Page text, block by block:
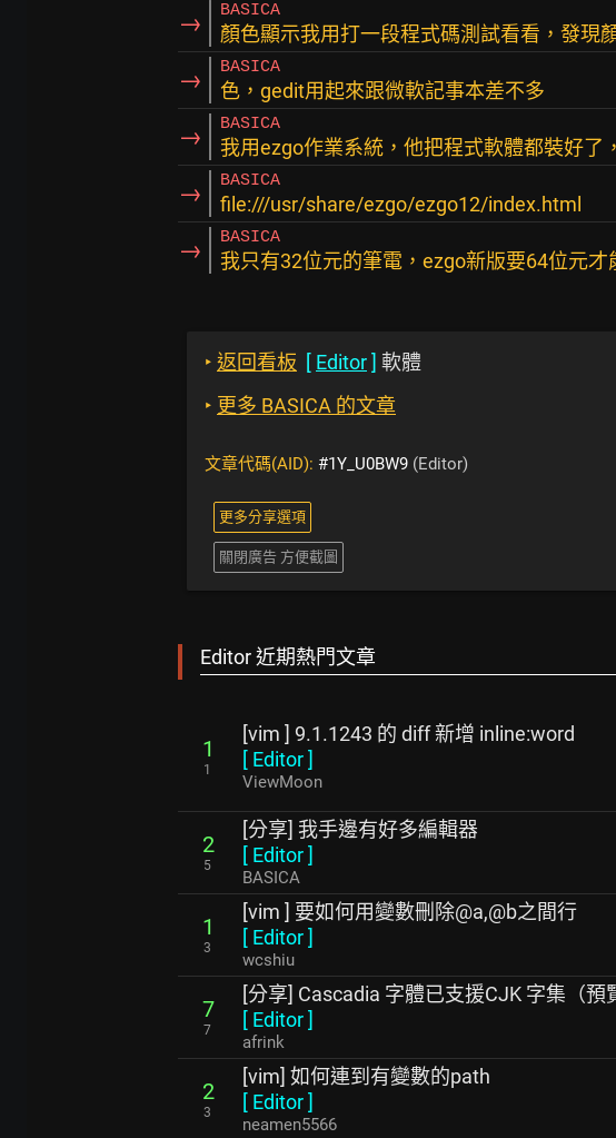
→ BASICA
顏色顯示我用打一段程式碼測試看看，發現
→ BASICA
色，gedit用起來跟微軟記事本差不多
→ BASICA
我用ezgo作業系統，他把程式軟體都裝好了
→ BASICA
file:///usr/share/ezgo/ezgo12/index.html
→ BASICA
我只有32位元的筆電，ezgo新版要64位元才
‣ 返回看板 [ Editor] 軟體
‣ 更多 BASICA 的文章
文章代碼(AID): #1Y_U0BW9 (Editor)
更多分享選項
關閉廣告 方便截圖
Editor 近期熱門文章
1
1
[vim ] 9.1.1243 的 diff 新增 inline:word
[ Editor]
ViewMoon
2
5
[分享] 我手邊有好多編輯器
[ Editor]
BASICA
1
3
[vim ] 要如何用變數刪除@a,@b之間行
[ Editor]
wcshiu
7
7
[分享] Cascadia 字體已支援CJK 字集（預
[ Editor]
afrink
2
3
[vim] 如何連到有變數的path
[ Editor]
neamen5566